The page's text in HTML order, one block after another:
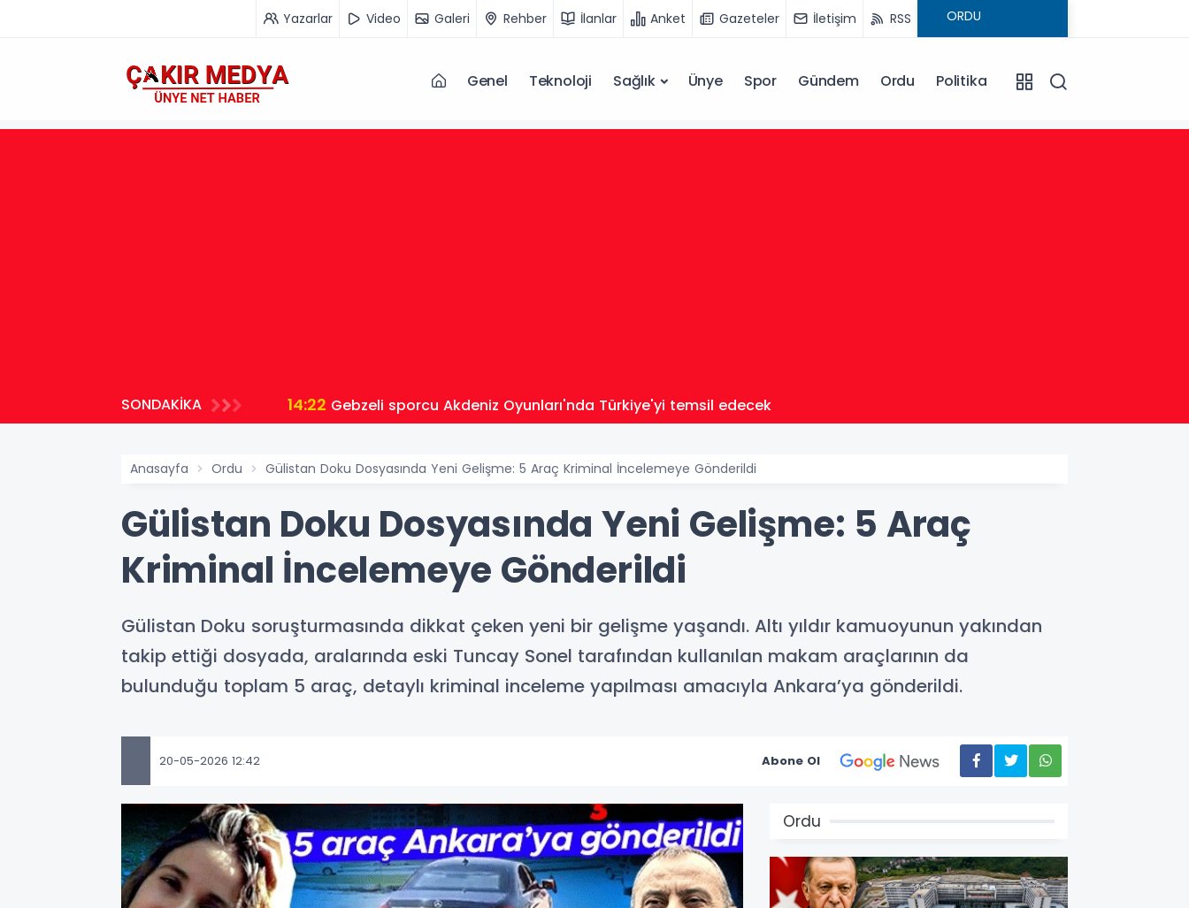
Yazarlar Video Galeri Rehber İlanlar Anket Gazeteler İletişim RSS
Genel Teknoloji Sağlık Ünye Spor Gündem Ordu Politika
SONDAKİKA 14:22 Gebzeli sporcu Akdeniz Oyunları'nda Türkiye'yi temsil edecek
Anasayfa Ordu Gülistan Doku Dosyasında Yeni Gelişme: 5 Araç Kriminal İncelemeye Gönderildi
Gülistan Doku Dosyasında Yeni Gelişme: 5 Araç
Kriminal İncelemeye Gönderildi
Gülistan Doku soruşturmasında dikkat çeken yeni bir gelişme yaşandı. Altı yıldır kamuoyunun yakından
takip ettiği dosyada, aralarında eski Tuncay Sonel tarafından kullanılan makam araçlarının da
bulunduğu toplam 5 araç, detaylı kriminal inceleme yapılması amacıyla Ankara’ya gönderildi.
20-05-2026 12:42 Abone Ol
Ordu